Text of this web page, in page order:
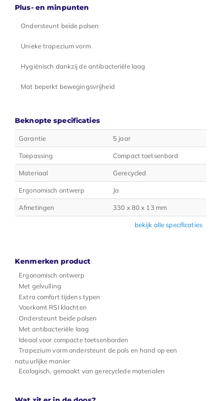
Plus- en minpunten
Ondersteunt beide polsen
Unieke trapezium vorm
Hygiënisch dankzij de antibacteriële laag
Mat beperkt bewegingsvrijheid
Beknopte specificaties
Garantie 5 jaar
Toepassing Compact toetsenbord
Materiaal Gerecycled
Ergonomisch ontwerp Ja
Afmetingen 330 x 80 x 13 mm
bekijk alle specificaties
Kenmerken product
Ergonomisch ontwerp
Met gelvulling
Extra comfort tijdens typen
Voorkomt RSI klachten
Ondersteunt beide polsen
Met antibacteriële laag
Ideaal voor compacte toetsenborden
Trapezium vorm ondersteunt de pols en hand op een
natuurlijke manier
Ecologisch, gemaakt van gerecyclede materialen